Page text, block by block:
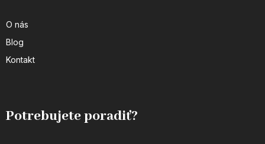
O nás
Blog
Kontakt
Potrebujete poradiť?